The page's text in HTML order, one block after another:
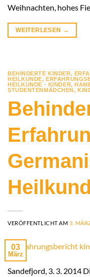
Weihnachten, hohes
WEITERLESEN →
BEHINDERTE KINDER,
HEILKUNDE,
HEILKUNDE - KINDER,
STUDENTENMÄDCHEN,
VERÖFFENTLICHT AM3.
03
März
Sandefjord, 3. 3. 2014